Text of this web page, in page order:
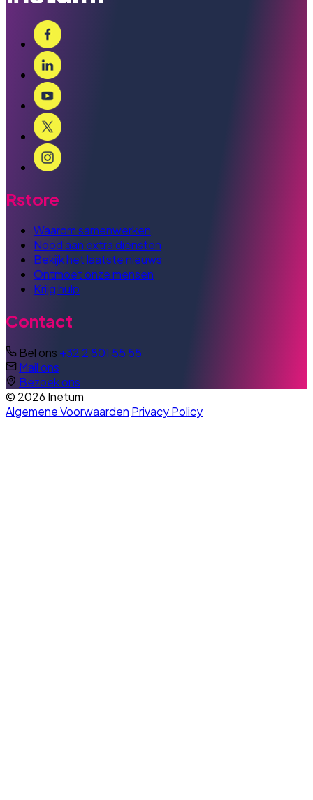
Rstore
Waarom samenwerken
Nood aan extra diensten
Bekijk het laatste nieuws
Ontmoet onze mensen
Krijg hulp
Contact
Bel ons +32 2 801 55 55
Mail ons
Bezoek ons
© 2026 Inetum
Algemene Voorwaarden Privacy Policy